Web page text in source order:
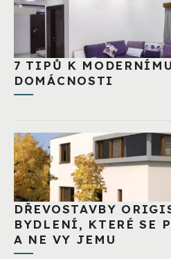
7 TIPŮ K
DOMÁCNOSTI
DŘEVOSTAVBY
BYDLENÍ, KTERÉ SE
A NE VY JEMU